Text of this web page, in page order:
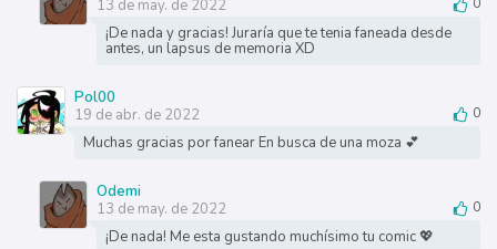
13 de may. de 2022
0
¡De nada y gracias! Juraría que te tenia faneada desde
antes, un lapsus de memoria XD
Pol00
19 de abr. de 2022
0
Muchas gracias por fanear En busca de una moza 💕
Odemi
13 de may. de 2022
0
¡De nada! Me esta gustando muchísimo tu comic 💖